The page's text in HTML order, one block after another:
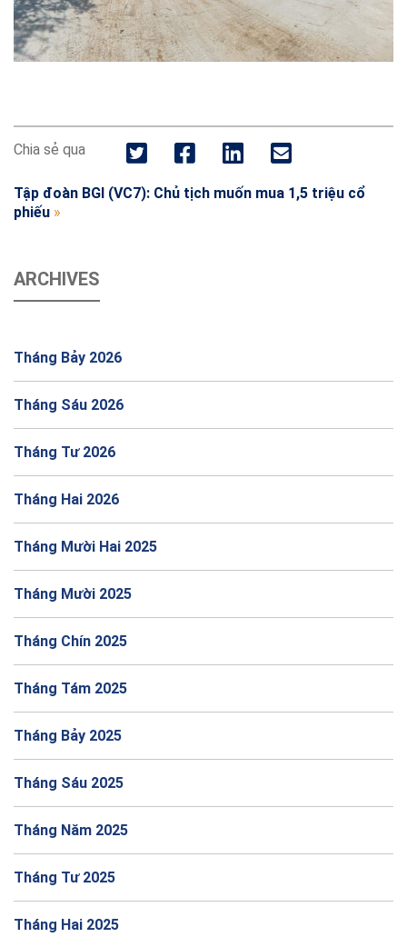
Chia sẻ qua
Tập đoàn BGI (VC7): Chủ tịch muốn mua 1,5 triệu cổ
phiếu »
ARCHIVES
Tháng Bảy 2026
Tháng Sáu 2026
Tháng Tư 2026
Tháng Hai 2026
Tháng Mười Hai 2025
Tháng Mười 2025
Tháng Chín 2025
Tháng Tám 2025
Tháng Bảy 2025
Tháng Sáu 2025
Tháng Năm 2025
Tháng Tư 2025
Tháng Hai 2025